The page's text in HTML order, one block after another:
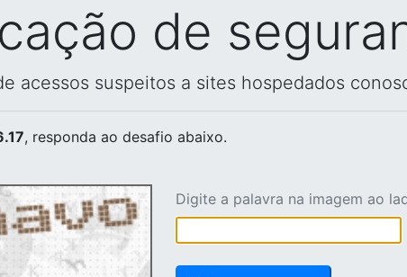
de
acessos suspeitos a sites hospedados
, responda ao desafio abaixo.
Digite a palavra na imagem ao